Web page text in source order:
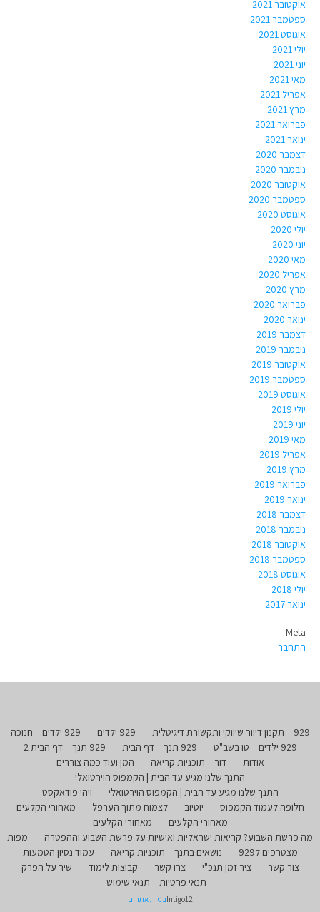
אוקטובר 2021
ספטמבר 2021
אוגוסט 2021
יולי 2021
יוני 2021
מאי 2021
אפריל 2021
מרץ 2021
פברואר 2021
ינואר 2021
דצמבר 2020
נובמבר 2020
אוקטובר 2020
ספטמבר 2020
אוגוסט 2020
יולי 2020
יוני 2020
מאי 2020
אפריל 2020
מרץ 2020
פברואר 2020
ינואר 2020
דצמבר 2019
נובמבר 2019
אוקטובר 2019
ספטמבר 2019
אוגוסט 2019
יולי 2019
יוני 2019
מאי 2019
אפריל 2019
מרץ 2019
פברואר 2019
ינואר 2019
דצמבר 2018
נובמבר 2018
אוקטובר 2018
ספטמבר 2018
אוגוסט 2018
יולי 2018
ינואר 2017
Meta
התחבר
929 – תקנון דיוור שיווקי ותקשורת דיגיטלית 929 ילדים
929 ילדים – חנוכה
929 ילדים – טו בשב"ט
929 תנך – דף הבית
929 תנך – דף הבית 2
אודות
דור – תוכניות קריאה
המן ועוד כמה צוררים
התנך שלנו מגיע עד הבית | הקמפוס הוירטואלי
התנך שלנו מגיע עד הבית | הקמפוס הוירטואלי
ויהי פודאקסט
חלופה לעמוד הקמפוס
יוטיוב לצמוח מתוך הערפל
מאחורי הקלעים
מאחורי הקלעים
מאחורי הקלעים
מה פרשת השבוע? קריאות ישראליות ואישיות על פרשת השבוע וההפטרה
מפות
מצטרפים ל929
נושאים בתנך – תוכניות קריאה
עמוד נסיון הטמעות
צור קשר
ציר זמן תנכ"י צרו קשר קבוצות לימוד
שיר על הפרק
תנאי פרטיות
תנאי שימוש
Intigo12בניית אתרים